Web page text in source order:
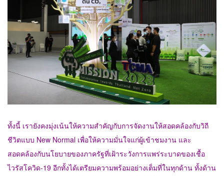
ทั้งนี้ เรายังคงมุ่งเน้นให้ความสำคัญกับการจัดงานให้สอดคล้องกับวิถี
ชีวิตแบบ New Normal เพื่อให้ความมั่นใจแก่ผู้เข้าชมงาน และ
สอดคล้องกับนโยบายของภาครัฐที่เฝ้าระวังการแพร่ระบาดของเชื้อ
ไวรัสโควิด-19 อีกทั้งได้เตรียมความพร้อมอย่างเต็มที่ในทุกด้าน ทั้งด้าน